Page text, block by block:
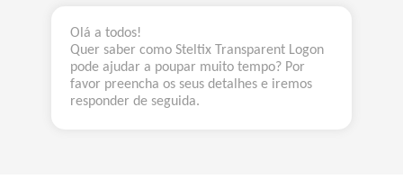
Olá a todos!
Quer saber como Steltix Transparent Logon
pode ajudar a poupar muito tempo? Por
favor preencha os seus detalhes e iremos
responder de seguida.